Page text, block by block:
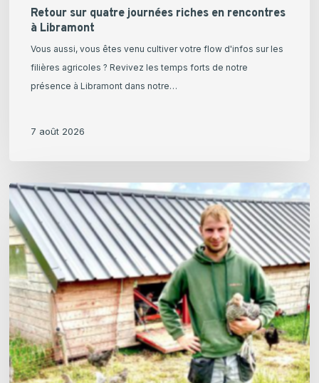
Retour sur quatre journées riches en rencontres
à Libramont
Vous aussi, vous êtes venu cultiver votre flow d'infos sur les
filières agricoles ? Revivez les temps forts de notre
présence à Libramont dans notre…
7 août 2026
Julian
Kinard,
La
Poule
Qui
Roule
:
un
élevage
bio
mobile